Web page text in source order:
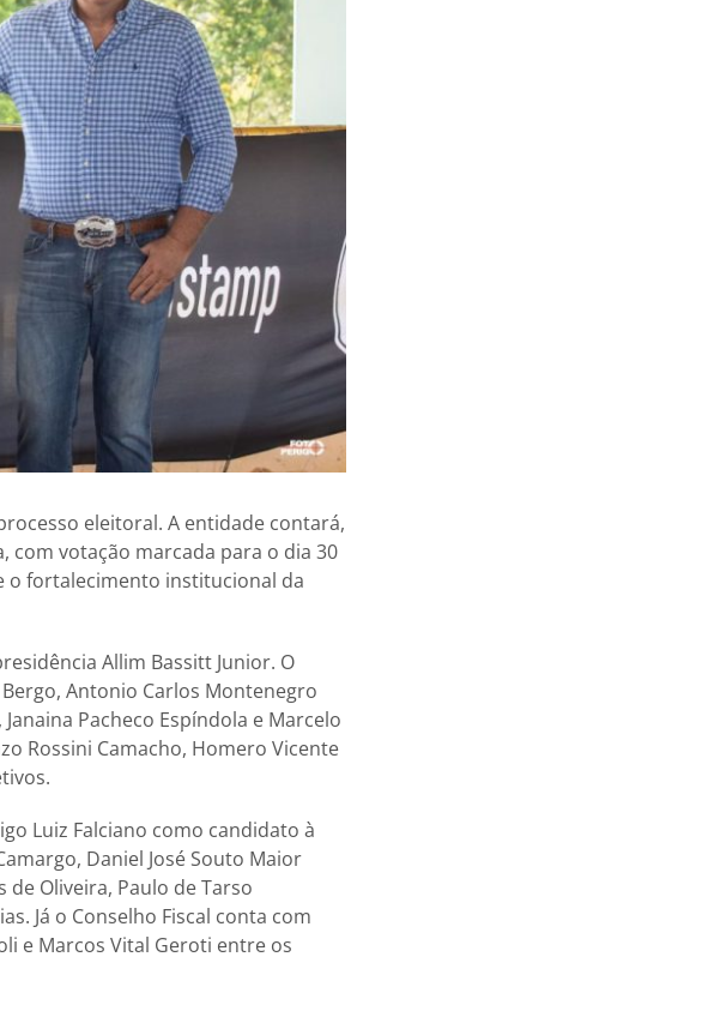
eleitoral. A entidade contará,
com votação marcada para o dia 30
o fortalecimento institucional da
Allim Bassitt Junior. O
Antonio Carlos Montenegro
Pacheco Espíndola e Marcelo
Rossini Camacho, Homero Vicente
Luiz Falciano como candidato à
Daniel José Souto Maior
de Oliveira, Paulo de Tarso
Já o Conselho Fiscal conta com
e Marcos Vital Geroti entre os